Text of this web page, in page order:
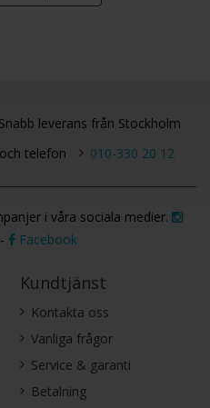
Snabb leverans från Stockholm
telefon
010-330 20 12
i våra sociala medier.
- Facebook
Kundtjänst
Kontakta oss
Vanliga frågor
Service & garanti
Betalning